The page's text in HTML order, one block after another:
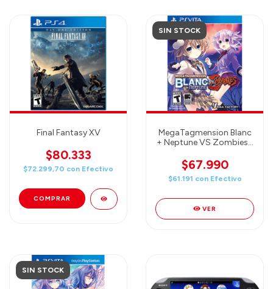
Final Fantasy XV
$80.333
$72.299,70 con Efectivo
SIN STOCK
MegaTagmension Blanc
+ Neptune VS Zombies -
$67.990
$61.191 con Efectivo
VER
SIN STOCK